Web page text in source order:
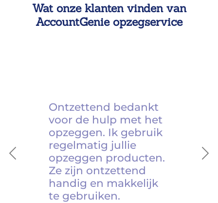
Wat onze klanten vinden van
AccountGenie opzegservice
Previous
Ontzettend bedankt
voor de hulp met het
opzeggen. Ik gebruik
regelmatig jullie
opzeggen producten.
Ze zijn ontzettend
handig en makkelijk
te gebruiken.